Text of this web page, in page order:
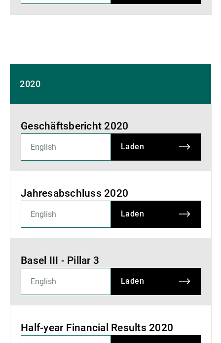
2020
Geschäftsbericht 2020
Laden
Jahresabschluss 2020
Laden
Basel III - Pillar 3
Laden
Half-year Financial Results 2020